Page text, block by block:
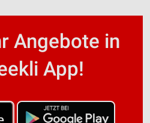
Angebote in
App!